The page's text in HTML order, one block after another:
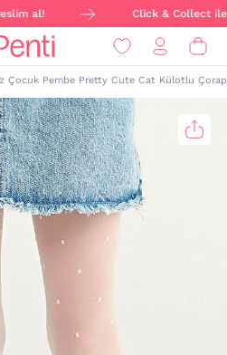
al! Click & Collect ile
Çocuk Pembe Pretty Cute Cat Külotlu Çorap